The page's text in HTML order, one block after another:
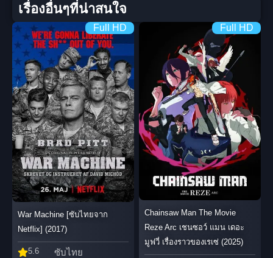
เรื่องอื่นๆที่น่าสนใจ
Full HD
War Machine [ซับไทยจาก
Netflix] (2017)
5.6 ซับไทย
Full HD
Chainsaw Man The Movie
Reze Arc เชนซอว์ แมน เดอะ
มูฟวี่ เรื่องราวของเรเซ่ (2025)